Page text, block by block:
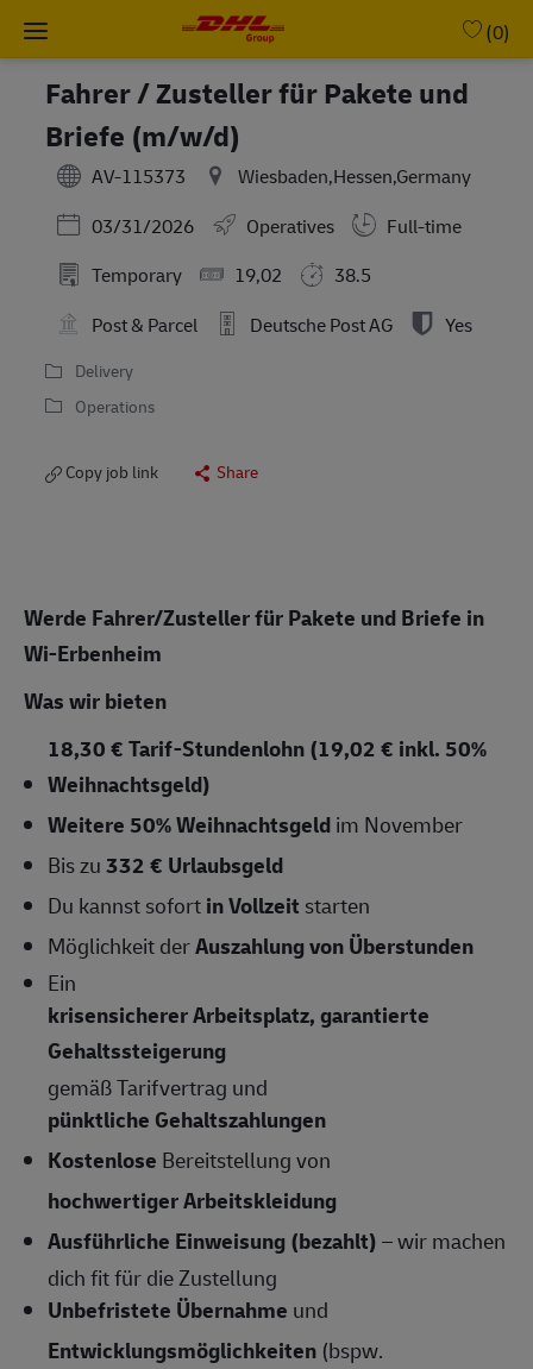
Skip to main content
(0)
Fahrer / Zusteller für Pakete und
Briefe (m/w/d)
AV-115373
Wiesbaden,Hessen,Germany
Posted Date
03/31/2026 Operatives
Full-time
Temporary
19,02
38.5
Post & Parcel
Deutsche Post AG Yes
Delivery
Operations
Copy job link Share
Werde Fahrer/Zusteller für Pakete und Briefe in
Wi-Erbenheim
Was wir bieten
18,30 € Tarif-Stundenlohn (19,02 € inkl. 50%
Weihnachtsgeld)
Weitere 50% Weihnachtsgeldim November
Bis zu332 € Urlaubsgeld
Du kannst sofortin Vollzeit starten
Möglichkeit derAuszahlung von Überstunden
Ein
krisensicherer Arbeitsplatz, garantierte
Gehaltssteigerung
gemäß Tarifvertrag und
pünktliche Gehaltszahlungen
Kostenlose Bereitstellung von
hochwertiger Arbeitskleidung
Ausführliche Einweisung (bezahlt)– wir machen
dich fit für die Zustellung
Unbefristete Übernahme und
Entwicklungsmöglichkeiten (bspw.